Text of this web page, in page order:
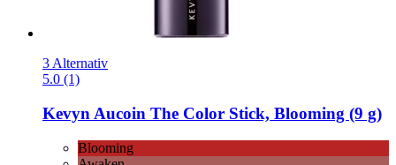
3 Alternativ
5.0 (1)
Kevyn Aucoin The Color Stick, Blooming (9 g)
Blooming